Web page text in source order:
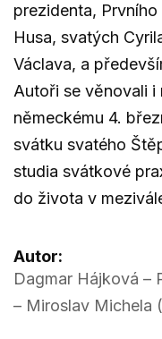
prezidenta,
Husa, svatých
Václava, a
Autoři se věnovali
německému 4.
svátku svatého
studia svátkové
do života v
Autor:
Dagmar Hájková –
– Miroslav Michela